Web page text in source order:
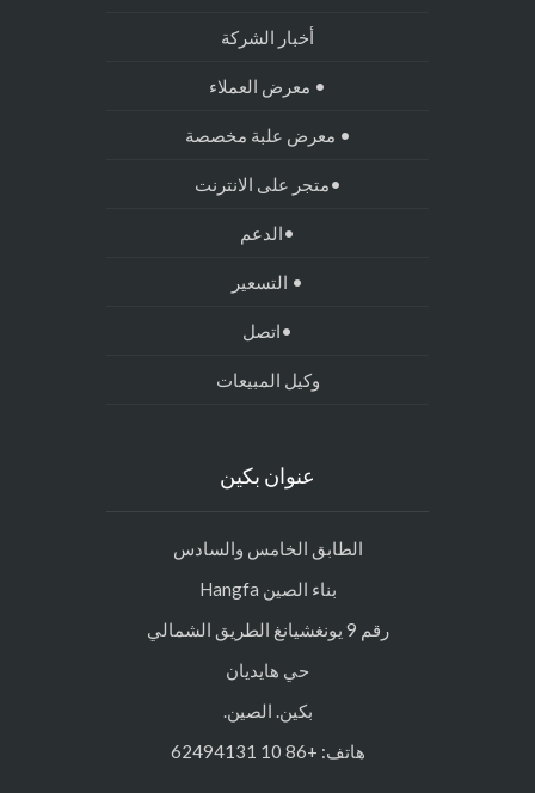
أخبار الشركة
• معرض العملاء
• معرض علبة مخصصة
•متجر على الانترنت
وكيل المبيعات
عنوان بكين
الطابق الخامس والسادس
بناء الصين Hangfa
حي هايديان
بكين. الصين.